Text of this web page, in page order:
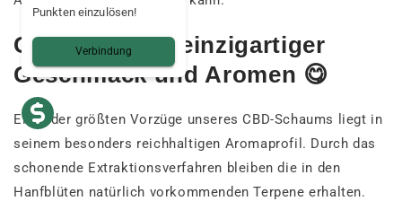
CBD-Mousse: einzigartiger
Geschmack und Aromen 😋
Einer der größten Vorzüge unseres CBD-Schaums liegt in
seinem besonders reichhaltigen Aromaprofil. Durch das
schonende Extraktionsverfahren bleiben die in den
Hanfblüten natürlich vorkommenden Terpene erhalten.
Punkten einzulösen!
Verbindung